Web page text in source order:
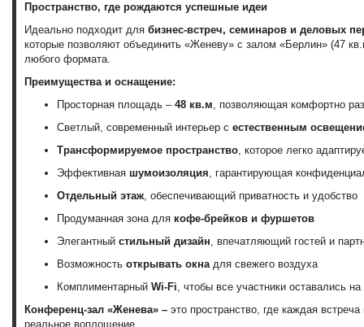
Пространство, где рождаются успешные идеи
Идеально подходит для бизнес-встреч, семинаров и деловых
которые позволяют объединить «Женеву» с залом «Берлин» (47
любого формата.
Преимущества и оснащение:
Просторная площадь – 48 кв.м, позволяющая комфортно
Светлый, современный интерьер с естественным
Трансформируемое пространство, которое легко
Эффективная шумоизоляция, гарантирующая
Отдельный этаж, обеспечивающий приватность и удобство
Продуманная зона для кофе-брейков и фуршетов
Элегантный стильный дизайн, впечатляющий гостей и
Возможность открывать окнадля свежего воздуха
Комплиментарный Wi-Fi, чтобы все участники оставались на
Конференц-зал «Женева» – это пространство, где каждая
реальное воплощение.